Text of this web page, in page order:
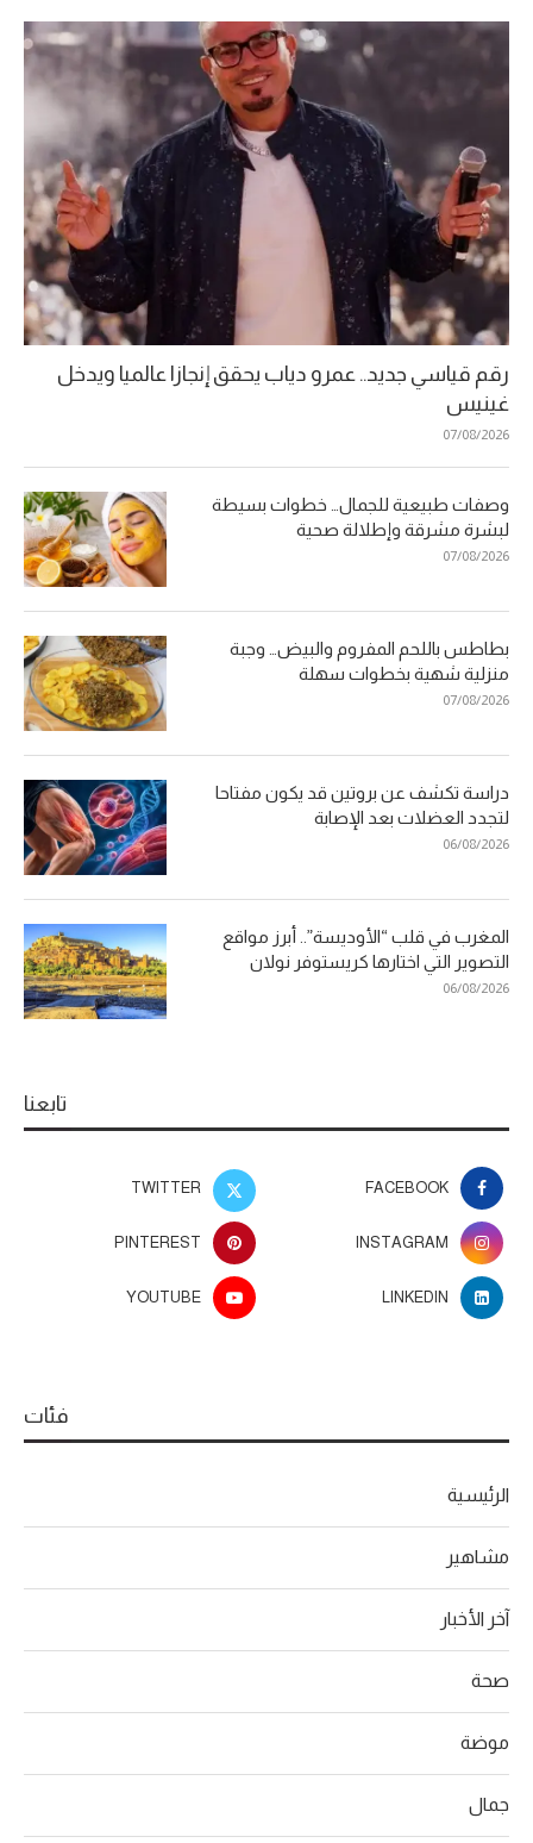
رقم قياسي جديد.. عمرو دياب يحقق إنجازا عالميا ويدخل
غينيس
07/08/2026
وصفات طبيعية للجمال… خطوات بسيطة
لبشرة مشرقة وإطلالة صحية
07/08/2026
بطاطس باللحم المفروم والبيض… وجبة
منزلية شهية بخطوات سهلة
07/08/2026
دراسة تكشف عن بروتين قد يكون مفتاحا
لتجدد العضلات بعد الإصابة
06/08/2026
المغرب في قلب “الأوديسة”.. أبرز مواقع
التصوير التي اختارها كريستوفر نولان
06/08/2026
تابعنا
FACEBOOK
TWITTER
INSTAGRAM
PINTEREST
LINKEDIN
YOUTUBE
فئات
الرئيسية
مشاهير
آخر الأخبار
صحة
موضة
جمال